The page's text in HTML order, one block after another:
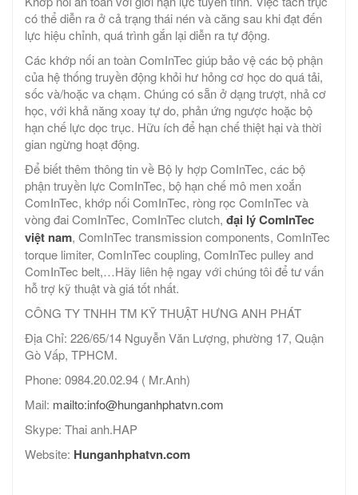
có thể diễn ra ở cả trạng thái nén và căng sau khi đạt đến
lực hiệu chỉnh, quá trình gắn lại diễn ra tự động.
Các khớp nối an toàn ComInTec giúp bảo vệ các bộ phận
của hệ thống truyền động khỏi hư hỏng cơ học do quá tải,
sốc và/hoặc va chạm. Chúng có sẵn ở dạng trượt, nhả cơ
học, với khả năng xoay tự do, phản ứng ngược hoặc bộ
hạn chế lực dọc trục. Hữu ích để hạn chế thiệt hại và thời
gian ngừng hoạt động.
Để biết thêm thông tin về Bộ ly hợp ComInTec, các bộ
phận truyền lực ComInTec, bộ hạn chế mô men xoắn
ComInTec, khớp nối ComInTec, ròng rọc ComInTec và
vòng đai ComInTec, ComInTec clutch, đại lý ComInTec
việt nam, ComInTec transmission components, ComInTec
torque limiter, ComInTec coupling, ComInTec pulley and
ComInTec belt,…Hãy liên hệ ngay với chúng tôi để tư vấn
hỗ trợ kỹ thuật và giá tốt nhất.
CÔNG TY TNHH TM KỸ THUẬT HƯNG ANH PHÁT
Địa Chỉ: 226/65/14 Nguyễn Văn Lượng, phường 17, Quận
Gò Vấp, TPHCM.
Phone: 0984.20.02.94 ( Mr.Anh)
Mail: mailto:info@hunganhphatvn.com
Skype: Thai anh.HAP
Website: Hunganhphatvn.com